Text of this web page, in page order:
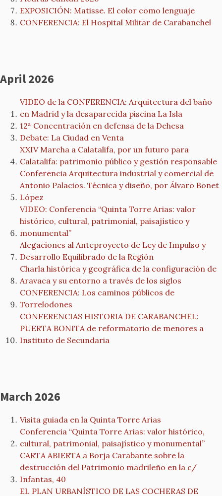
EXPOSICIÓN: Matisse. El color como lenguaje
CONFERENCIA: El Hospital Militar de Carabanchel
April 2026
VIDEO de la CONFERENCIA: Arquitectura del baño
en Madrid y la desaparecida piscina La Isla
12ª Concentración en defensa de la Dehesa
Debate: La Ciudad en Venta
XXIV Marcha a Calatalifa, por un futuro para
Calatalifa: patrimonio público y gestión responsable
Conferencia Arquitectura industrial y comercial de
Antonio Palacios. Técnica y diseño, por Álvaro Bonet
López
VIDEO: Conferencia “Quinta Torre Arias: valor
histórico, cultural, patrimonial, paisajístico y
monumental”
Alegaciones al Anteproyecto de Ley de Impulso y
Desarrollo Equilibrado de la Región
Charla histórica y geográfica de la configuración de
Aravaca y su entorno a través de los siglos
CONFERENCIA: Los caminos públicos de
Torrelodones
CONFERENCIAS HISTORIA DE CARABANCHEL:
PUERTA BONITA de reformatorio de menores a
Instituto de Secundaria
March 2026
Visita guiada en la Quinta Torre Arias
Conferencia “Quinta Torre Arias: valor histórico,
cultural, patrimonial, paisajístico y monumental”
CARTA ABIERTA a Borja Carabante sobre la
destrucción del Patrimonio madrileño en la c/
Infantas, 40
EL PLAN URBANÍSTICO DE LAS COCHERAS DE